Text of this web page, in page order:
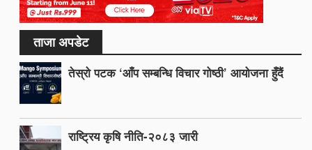
ताजा अपडेट
तेस्रो पटक ‘आँप सम्बन्धि विचार गोष्ठी’ आयोजना हुँदैं
राष्ट्रिय कृषि नीति-२०८३ जारी